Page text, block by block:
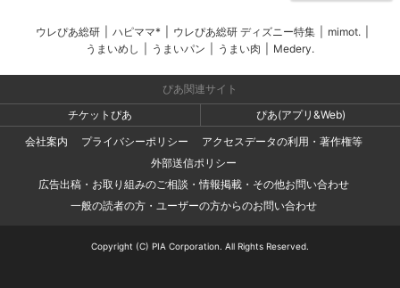
ウレぴあ総研 ハピママ* ウレぴあ総研 ディズニー特集 mimot.
うまいめし
うまいパン うまい肉 Medery.
ぴあ関連サイト
チケットぴあ
ぴあ(アプリ&Web)
会社案内
プライバシーポリシー
アクセスデータの利用・著作権等
外部送信ポリシー
広告出稿・お取り組みのご相談・情報掲載・その他お問い合わせ
一般の読者の方・ユーザーの方からのお問い合わせ
Copyright (C) PIA Corporation. All Rights Reserved.